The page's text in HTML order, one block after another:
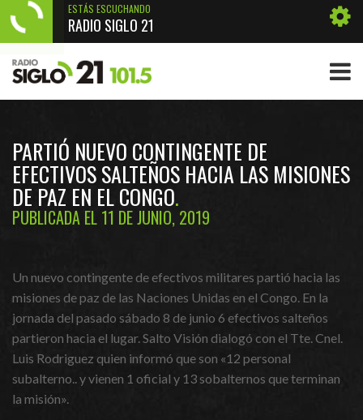
ESTÁS ESCUCHANDO
RADIO SIGLO 21
PARTIÓ NUEVO CONTINGENTE DE
EFECTIVOS SALTEÑOS HACIA LAS MISIONES
DE PAZ EN EL CONGO
PUBLICADA EL 11 DE JUNIO, 2019
Un nuevo contingente de efectivos militares partió hacia las
misiones de paz de las Naciones Unidas en el Congo. En la
jornada del pasado sábado 8 de junio 6 efectivos salteños
partieron hacia el lugar. Salto Visión dialogó con el Tte. Cnel.
Luis Rodriguez quien informó que son «12 personal
subalterno.. y vienen 1 oficial y 13 sobalternos que terminan
la misión».